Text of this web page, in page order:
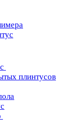
плинтусов